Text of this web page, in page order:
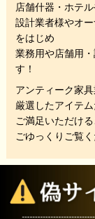
店舗什器・ホテ
設計業者様やオ
をはじめ
業務用や店舗用
す！
アンティーク家
厳選したアイテム
ご満足いただけ
ごゆっくりご覧く